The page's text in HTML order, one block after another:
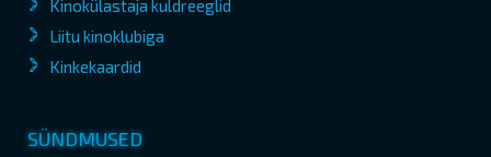
Kinokülastaja kuldreeglid
Liitu kinoklubiga
Kinkekaardid
SÜNDMUSED